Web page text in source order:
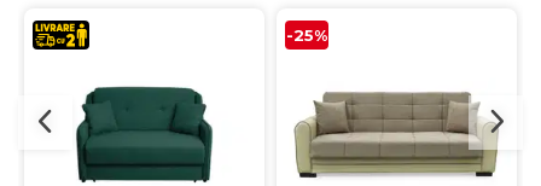
-25%